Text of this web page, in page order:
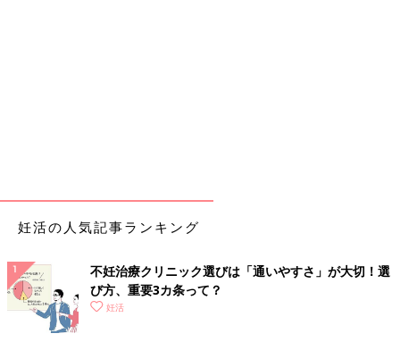
妊活の人気記事ランキング
不妊治療クリニック選びは「通いやすさ」が大切！選
び方、重要3カ条って？
妊活